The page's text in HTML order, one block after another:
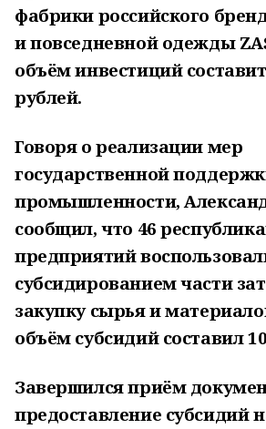
фабрики российского
и повседневной одежды
объём инвестиций
рублей.
Говоря о реализации мер
государственной
промышленности,
сообщил, что 46
предприятий
субсидированием части
закупку сырья и
объём субсидий составил
Завершился приём
предоставление субсидий